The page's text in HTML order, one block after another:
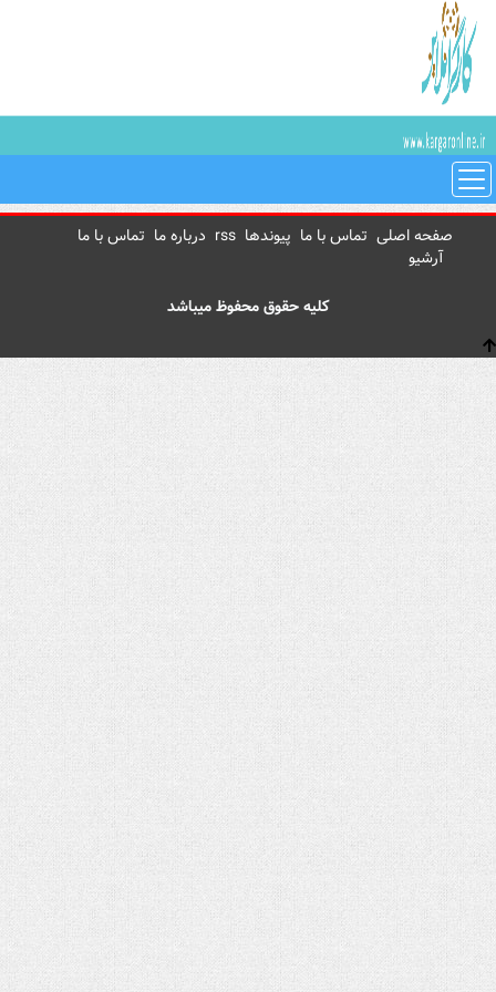
صفحه اصلی تماس با ما پیوندها rss درباره ما تماس با ما
آرشیو
کلیه حقوق محفوظ میباشد